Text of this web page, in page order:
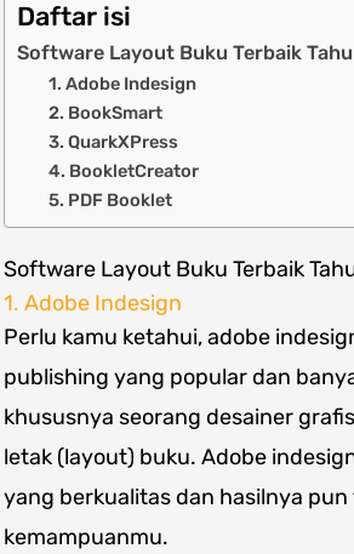
Daftar isi
Software Layout Buku Terbaik
1. Adobe Indesign
2. BookSmart
3. QuarkXPress
4. BookletCreator
5. PDF Booklet
Software Layout Buku Terbaik
1. Adobe Indesign
Perlu kamu ketahui, adobe
publishing yang popular dan
khususnya seorang desainer
letak (layout) buku. Adobe
yang berkualitas dan hasilnya
kemampuanmu.